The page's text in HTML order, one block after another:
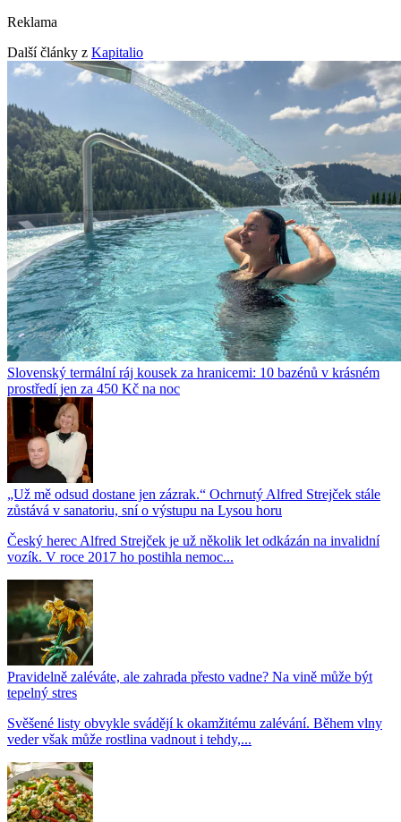
Reklama
Další články z Kapitalio
Slovenský termální ráj kousek za hranicemi: 10 bazénů v krásném
prostředí jen za 450 Kč na noc
„Už mě odsud dostane jen zázrak.“ Ochrnutý Alfred Strejček stále
zůstává v sanatoriu, sní o výstupu na Lysou horu
Český herec Alfred Strejček je už několik let odkázán na invalidní
vozík. V roce 2017 ho postihla nemoc...
Pravidelně zaléváte, ale zahrada přesto vadne? Na vině může být
tepelný stres
Svěšené listy obvykle svádějí k okamžitému zalévání. Během vlny
veder však může rostlina vadnout i tehdy,...